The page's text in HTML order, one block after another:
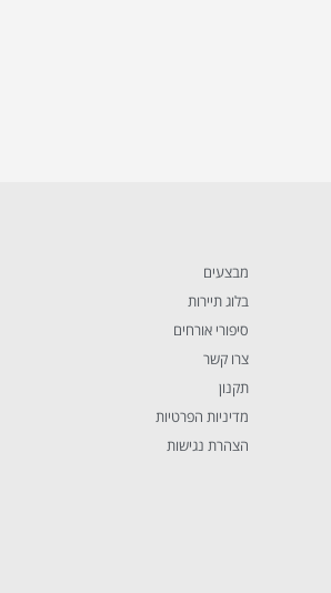
מבצעים
בלוג תיירות
סיפורי אורחים
צרו קשר
תקנון
מדיניות הפרטיות
הצהרת נגישות